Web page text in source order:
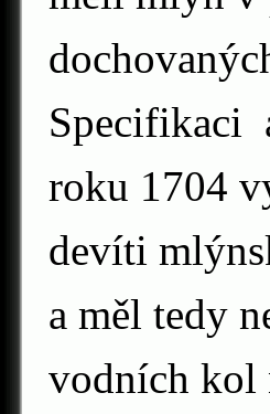
Specifikaci
roku 1704
devíti
a měl tedy
vodních kol